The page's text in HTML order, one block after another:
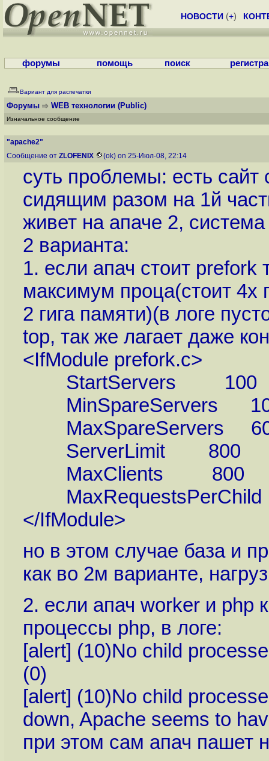
НОВОСТИ (+)
форумы помощь поиск
Вариант для распечатки
Форумы WEB технологии (Public)
Изначальное сообщение
"apache2"
Сообщение от ZLOFENIX (ok) on 25-Июл-08, 22:14
суть проблемы: есть
сидящим разом на 1й
живет на апаче 2,
2 варианта:
1. если апач стоит prefork
максимум проца(стоит
2 гига памяти)(в логе
top, так же лагает даже
<IfModule prefork.c>
StartServers 100
MinSpareServers
MaxSpareServers
ServerLimit 800
MaxClients 800
MaxRequestsPerChild
</IfModule>
но в этом случае база и
как во 2м варианте,
2. если апач worker и php
процессы php, в логе:
[alert] (10)No child
(0)
[alert] (10)No child
down, Apache seems to
при этом сам апач пашет